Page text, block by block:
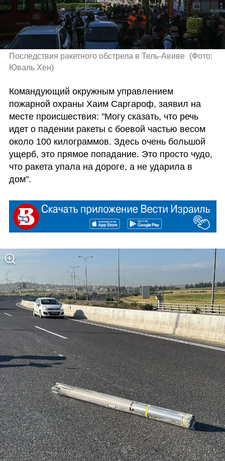
Последствия ракетного обстрела в Тель-Авиве (Фото:
Юваль Хен)
Командующий окружным управлением
пожарной охраны Хаим Саргароф, заявил на
месте происшествия: "Могу сказать, что речь
идет о падении ракеты с боевой частью весом
около 100 килограммов. Здесь очень большой
ущерб, это прямое попадание. Это просто чудо,
что ракета упала на дороге, а не ударила в
дом".